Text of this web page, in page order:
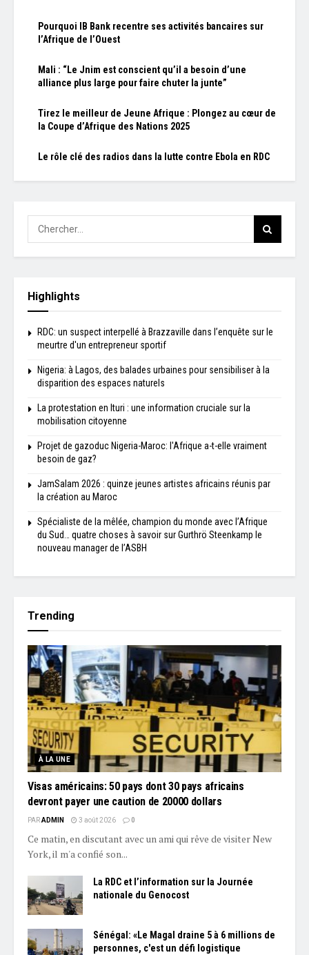
Pourquoi IB Bank recentre ses activités bancaires sur
l’Afrique de l’Ouest
Mali : “Le Jnim est conscient qu’il a besoin d’une
alliance plus large pour faire chuter la junte”
Tirez le meilleur de Jeune Afrique : Plongez au cœur de
la Coupe d’Afrique des Nations 2025
Le rôle clé des radios dans la lutte contre Ebola en RDC
Highlights
RDC: un suspect interpellé à Brazzaville dans l’enquête sur le
meurtre d'un entrepreneur sportif
Nigeria: à Lagos, des balades urbaines pour sensibiliser à la
disparition des espaces naturels
La protestation en Ituri : une information cruciale sur la
mobilisation citoyenne
Projet de gazoduc Nigeria-Maroc: l'Afrique a-t-elle vraiment
besoin de gaz?
JamSalam 2026 : quinze jeunes artistes africains réunis par
la création au Maroc
Spécialiste de la mêlée, champion du monde avec l’Afrique
du Sud… quatre choses à savoir sur Gurthrö Steenkamp le
nouveau manager de l’ASBH
Trending
À LA UNE
Visas américains: 50 pays dont 30 pays africains
devront payer une caution de 20000 dollars
PARADMIN 3 août 2026 0
Ce matin, en discutant avec un ami qui rêve de visiter New
York, il m'a confié son...
La RDC et l’information sur la Journée
nationale du Genocost
Sénégal: «Le Magal draine 5 à 6 millions de
personnes, c'est un défi logistique